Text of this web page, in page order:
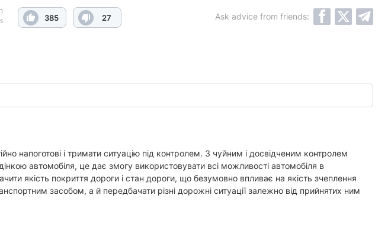
385 27 Ask advice from friends:
напоготові і тримати ситуацію під контролем. З чуйним і досвідченим контролем
автомобіля, це дає змогу використовувати всі можливості автомобіля в
якість покриття дороги і стан дороги, що безумовно впливає на якість зчеплення
засобом, а й передбачати різні дорожні ситуації залежно від прийнятих ним